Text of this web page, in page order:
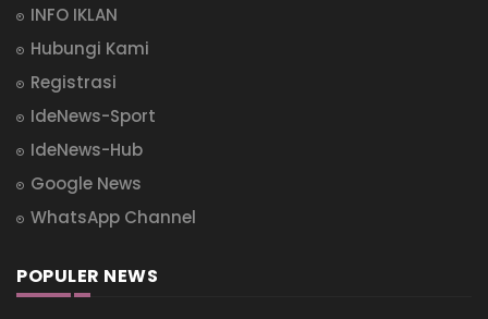
INFO IKLAN
Hubungi Kami
Registrasi
IdeNews-Sport
IdeNews-Hub
Google News
WhatsApp Channel
POPULER NEWS